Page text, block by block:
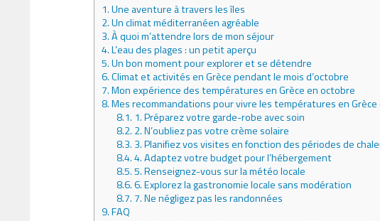
1.Une aventure à travers les îles
2.Un climat méditerranéen agréable
3.À quoi m’attendre lors de mon séjour
4.L’eau des plages : un petit aperçu
5.Un bon moment pour explorer et se détendre
6.Climat et activités en Grèce pendant le mois d’octobre
7.Mon expérience des températures en Grèce en octobre
8.Mes recommandations pour vivre les températures en
8.1. 1. Préparez votre garde-robe avec soin
8.2. 2. N’oubliez pas votre crème solaire
8.3. 3. Planifiez vos visites en fonction des périodes de
8.4.4. Adaptez votre budget pour l’hébergement
8.5.5. Renseignez-vous sur la météo locale
8.6.6. Explorez la gastronomie locale sans modération
8.7. 7. Ne négligez pas les randonnées
9.FAQ